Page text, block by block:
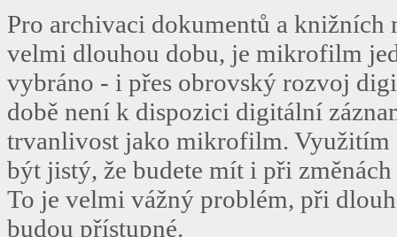
Pro archivaci dokumentů a
velmi dlouhou dobu, je mikrofilm
vybráno - i přes obrovský rozvoj
době není k dispozici digitální
trvanlivost jako mikrofilm. Využitím
být jistý, že budete mít i při
To je velmi vážný problém, při
budou přístupné.